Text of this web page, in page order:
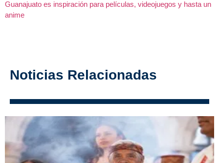
Guanajuato es inspiración para películas, videojuegos y hasta un
anime
Noticias Relacionadas